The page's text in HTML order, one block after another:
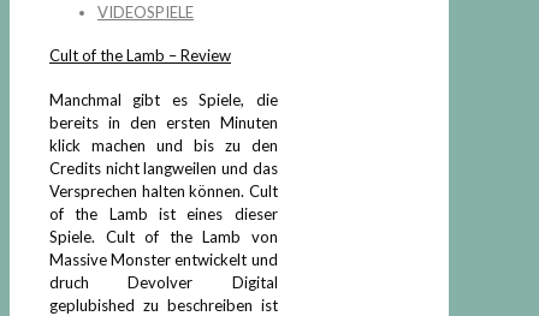
VIDEOSPIELE
Cult of the Lamb – Review
Manchmal gibt es Spiele, die
bereits in den ersten Minuten
klick machen und bis zu den
Credits nicht langweilen und das
Versprechen halten können. Cult
of the Lamb ist eines dieser
Spiele. Cult of the Lamb von
Massive Monster entwickelt und
druch Devolver Digital
geplubished zu beschreiben ist